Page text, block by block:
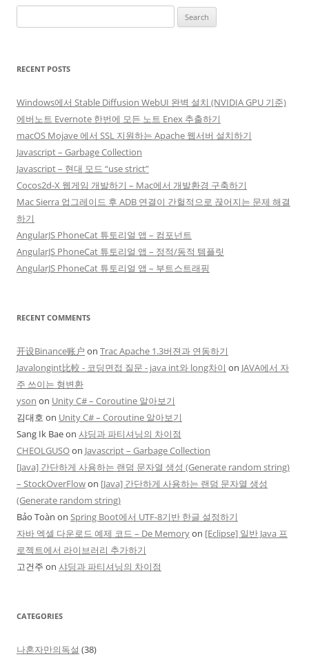
for:
RECENT POSTS
Windows에서 Stable Diffusion WebUI 완벽 설치 (NVIDIA GPU 기준)
에버노트 Evernote 한번에 모든 노트 Enex 추출하기
macOS Mojave 에서 SSL 지원하는 Apache 웹서버 설치하기
Javascript – Garbage Collection
Javascript – 현대 모드 “use strict”
Cocos2d-X 웹게임 개발하기 – Mac에서 개발환경 구축하기
Mac Sierra 업그레이드 후 ADB 연결이 간헐적으로 끊어지는 문제 해결
하기
AngularJS PhoneCat 튜토리얼 앱 – 컴포넌트
AngularJS PhoneCat 튜토리얼 앱 – 정적/동적 템플릿
AngularJS PhoneCat 튜토리얼 앱 – 부트스트래핑
RECENT COMMENTS
开设Binance账户 on Trac Apache 1.3버젼과 연동하기
Javalongint比較 - 코딩면접 질문 - java int와 long차이 on JAVA에서 자
주 쓰이는 형변환
yson on Unity C# – Coroutine 알아보기
김대호 on Unity C# – Coroutine 알아보기
Sang Ik Baeon 샤딩과 파티셔닝의 차이점
CHEOLGUSOon Javascript – Garbage Collection
[Java] 간단하게 사용하는 랜덤 문자열 생성 (Generate random string)
– StockOverFlowon [Java] 간단하게 사용하는 랜덤 문자열 생성
(Generate random string)
Bảo Toàn on Spring Boot에서 UTF-8기반 한글 설정하기
자바 엑셀 다운로드 예제 코드 – De Memoryon [Eclipse] 일반 Java 프
로젝트에서 라이브러리 추가하기
고건주 on 샤딩과 파티셔닝의 차이점
CATEGORIES
나혼자만의독설 (38)